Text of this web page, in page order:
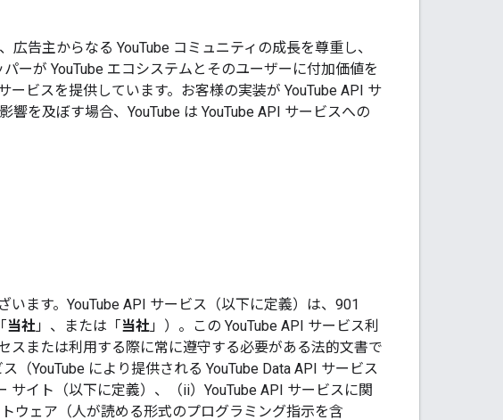
広告主からなる YouTube コミュニティの成長を尊重し、
ーが YouTube エコシステムとそのユーザーに付加価値を
ービスを提供しています。お客様の実装が YouTube API サ
響を及ぼす場合、YouTube は YouTube API サービスへの
います。YouTube API サービス（以下に定義）は、901
当社」、または「当社」）。この YouTube API サービス利
スまたは利用する際に常に遵守する必要がある法的文書で
（YouTube により提供される YouTube Data API サービス
サイト（以下に定義）、（ii）YouTube API サービスに関
ウェア（人が読める形式のプログラミング指示を含